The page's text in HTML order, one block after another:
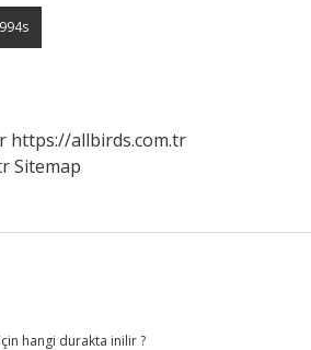
https://allbirds.com.tr
Sitemap
hangi durakta inilir ?